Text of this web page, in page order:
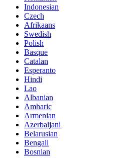
Indonesian
Czech
Afrikaans
Swedish
Polish
Basque
Catalan
Esperanto
Hindi
Lao
Albanian
Amharic
Armenian
Azerbaijani
Belarusian
Bengali
Bosnian